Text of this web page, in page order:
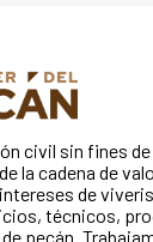
civil sin fines
la cadena de
de
técnicos,
pecán.